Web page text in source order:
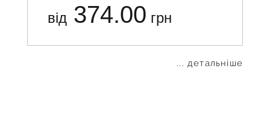
від 374.00 грн
... детальніше